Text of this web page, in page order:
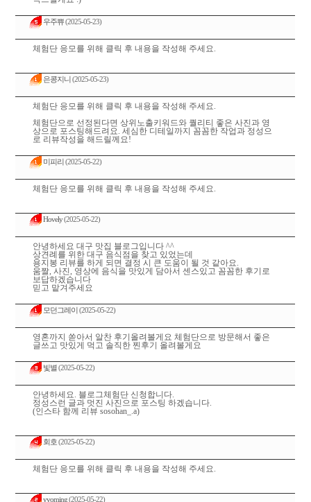
우주쀼(2025-05-23)
체험단 응모를 위해 클릭 후 내용을 작성해 주세요.
은콩지니(2025-05-23)
체험단 응모를 위해 클릭 후 내용을 작성해 주세요.
체험단으로 선정된다면 상위노출키워드와 퀄리티 좋은 사진과 영
상으로 포스팅해드려요. 세심한 디테일까지 꼼꼼한 작업과 정성으
로 리뷰작성을 해드릴께요!
미피리(2025-05-22)
체험단 응모를 위해 클릭 후 내용을 작성해 주세요.
Hovely(2025-05-22)
안녕하세요 대구 맛집 블로그입니다 ^^
상견례를 위한 대구 음식점을 찾고 있었는데
용지봉 리뷰를 하게 되면 결정 시 큰 도움이 될 것 같아요.
움짤, 사진, 영상에 음식을 맛있게 담아서 센스있고 꼼꼼한 후기로
보답하겠습니다
믿고 맡겨주세요
모던그레이(2025-05-22)
영혼까지 쏟아서 알찬 후기올려볼게요 체험단으로 방문해서 좋은
글쓰고 맛있게 먹고 솔직한 찐후기 올려볼게요
빛별(2025-05-22)
안녕하세요. 블로그체험단 신청합니다.
정성스런 글과 멋진 사진으로 포스팅 하겠습니다.
(인스타 함께 리뷰 sosohan_.a)
회호(2025-05-22)
체험단 응모를 위해 클릭 후 내용을 작성해 주세요.
yyoming(2025-05-22)